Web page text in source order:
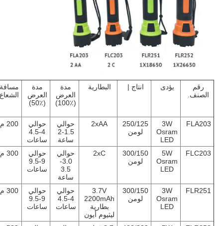
رقم
الصنف.
يؤدى انتاج | البطارية
مدة
العرض
(100٪)
مدة
العرض
(50٪)
مسافة
الشعاع
FLA203
3W
Osram
LED
250/125
لومن
2xAA
حوالي
1.5-2
ساعة
حوالي
4-4.5
ساعات
200 م
FLC203
5W
Osram
LED
300/150
لومن
2xC
حوالي
3.0-
3.5
ساعة
حوالي
9-9.5
ساعات
300 م
FLR251
3W
Osram
LED
300/150
لومن
3.7V
2200mAh
بطارية
ليثيوم أيون
حوالي
4-4.5
ساعات
حوالي
9-9.5
ساعات
300 م